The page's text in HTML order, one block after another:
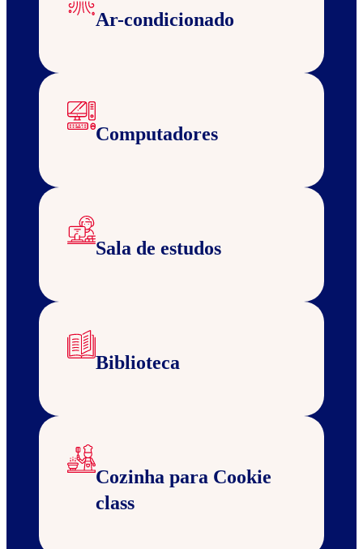
Ar-condicionado
Computadores
Sala de estudos
Biblioteca
Cozinha para Cookie
class